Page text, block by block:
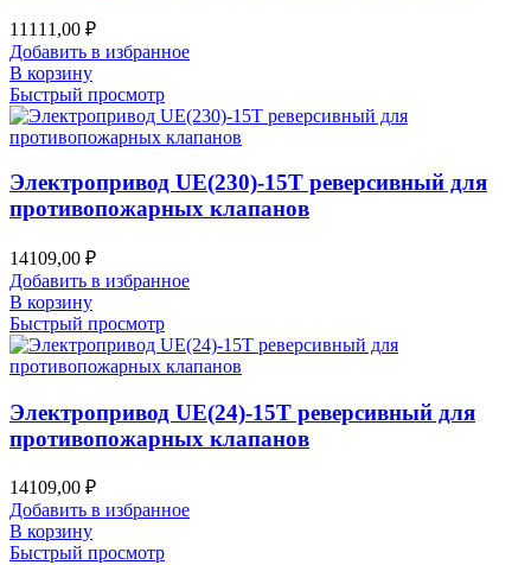
11111,00 ₽
Добавить в избранное
В корзину
Быстрый просмотр
Электропривод UE(230)-15T реверсивный для
противопожарных клапанов
14109,00 ₽
Добавить в избранное
В корзину
Быстрый просмотр
Электропривод UE(24)-15T реверсивный для
противопожарных клапанов
14109,00 ₽
Добавить в избранное
В корзину
Быстрый просмотр